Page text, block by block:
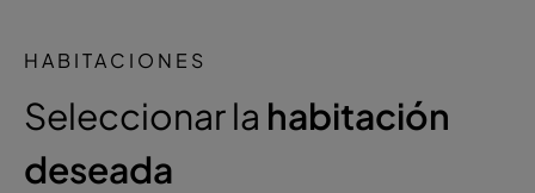
HABITACIONES
Seleccionar la habitación
deseada